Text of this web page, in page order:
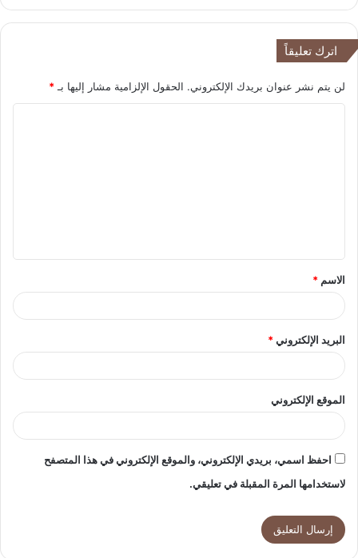
اترك تعليقاً
لن يتم نشر عنوان بريدك الإلكتروني. الحقول الإلزامية مشار إليها بـ *
ق
*
الاسم *
البريد الإلكتروني*
الموقع الإلكتروني
احفظ اسمي، بريدي الإلكتروني، والموقع الإلكتروني في هذا المتصفح
لاستخدامها المرة المقبلة في تعليقي.